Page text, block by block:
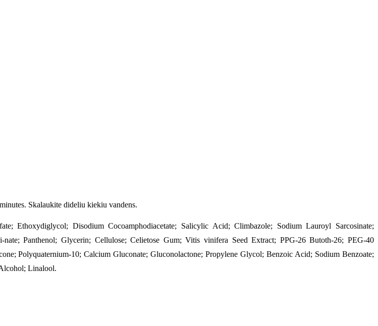
Skalaukite dideliu kiekiu vandens.
Ethoxydiglycol; Disodium Cocoamphodiacetate; Salicylic Acid; Climbazole; Sodium Lauroyl Sarcosinate;
Panthenol; Glycerin; Cellulose; Celietose Gum; Vitis vinifera Seed Extract; PPG-26 Butoth-26; PEG-40
Polyquaternium-10; Calcium Gluconate; Gluconolactone; Propylene Glycol; Benzoic Acid; Sodium Benzoate;
Linalool.